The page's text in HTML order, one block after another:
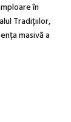
în
Tradițiilor,
masivă a